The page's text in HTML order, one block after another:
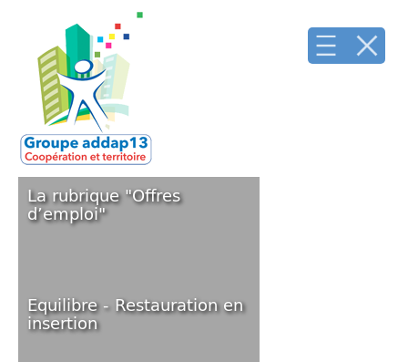
La rubrique "Offres
d’emploi"
Equilibre - Restauration en
insertion